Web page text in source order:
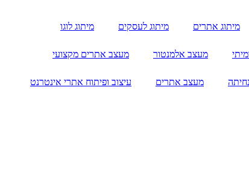
מיתוג אתרים מיתוג לעסקים מיתוג לוגו
מעצב אלמנטור מעצב אתרים מקצועי
מעצב אתרים עיצוב ופיתוח אתרי אינטרנט